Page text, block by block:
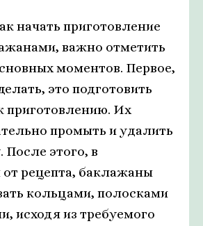
начать приготовление
важно отметить
моментов. Первое,
это подготовить
приготовлению. Их
промыть и удалить
этого, в
от рецепта, баклажаны
кольцами, полосками
исходя из требуемого